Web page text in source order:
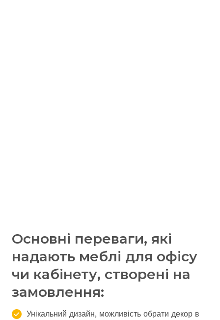
Основні переваги, які
надають меблі для офісу
чи кабінету, створені на
замовлення:
Унікальний дизайн, можливість обрати декор в